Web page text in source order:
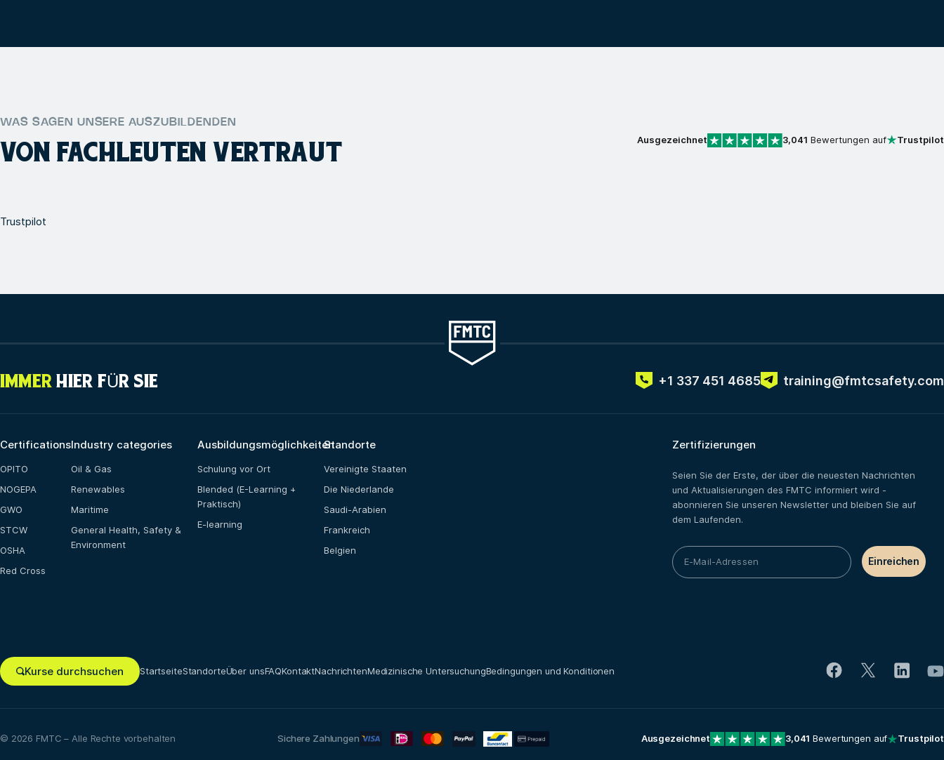
WAS SAGEN UNSERE AUSZUBILDENDEN
VON FACHLEUTEN VERTRAUT Ausgezeichnet 3,041 Bewertungen auf Trustpilot
Trustpilot
IMMER HIER FÜR SIE +1 337 451 4685 training@fmtcsafety.com
Certifications
OPITO
NOGEPA
GWO
STCW
OSHA
Red Cross
Industry categories
Oil & Gas
Renewables
Maritime
General Health, Safety &
Environment
Ausbildungsmöglichkeiten
Schulung vor Ort
Blended (E-Learning +
Praktisch)
E-learning
Standorte
Vereinigte Staaten
Die Niederlande
Saudi-Arabien
Frankreich
Belgien
Zertifizierungen
Seien Sie der Erste, der über die neuesten Nachrichten
und Aktualisierungen des FMTC informiert wird -
abonnieren Sie unseren Newsletter und bleiben Sie auf
dem Laufenden.
Kurse durchsuchen StartseiteStandorteÜber unsFAQKontaktNachrichtenMedizinische UntersuchungBedingungen und Konditionen
© 2026 FMTC – Alle Rechte vorbehalten Sichere Zahlungen Ausgezeichnet 3,041 Bewertungen auf Trustpilot